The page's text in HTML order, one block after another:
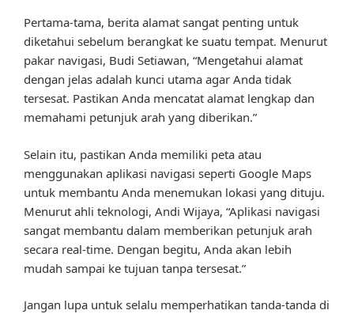
Pertama-tama, berita alamat sangat penting untuk
diketahui sebelum berangkat ke suatu tempat. Menurut
pakar navigasi, Budi Setiawan, “Mengetahui alamat
dengan jelas adalah kunci utama agar Anda tidak
tersesat. Pastikan Anda mencatat alamat lengkap dan
memahami petunjuk arah yang diberikan.”
Selain itu, pastikan Anda memiliki peta atau
menggunakan aplikasi navigasi seperti Google Maps
untuk membantu Anda menemukan lokasi yang dituju.
Menurut ahli teknologi, Andi Wijaya, “Aplikasi navigasi
sangat membantu dalam memberikan petunjuk arah
secara real-time. Dengan begitu, Anda akan lebih
mudah sampai ke tujuan tanpa tersesat.”
Jangan lupa untuk selalu memperhatikan tanda-tanda di